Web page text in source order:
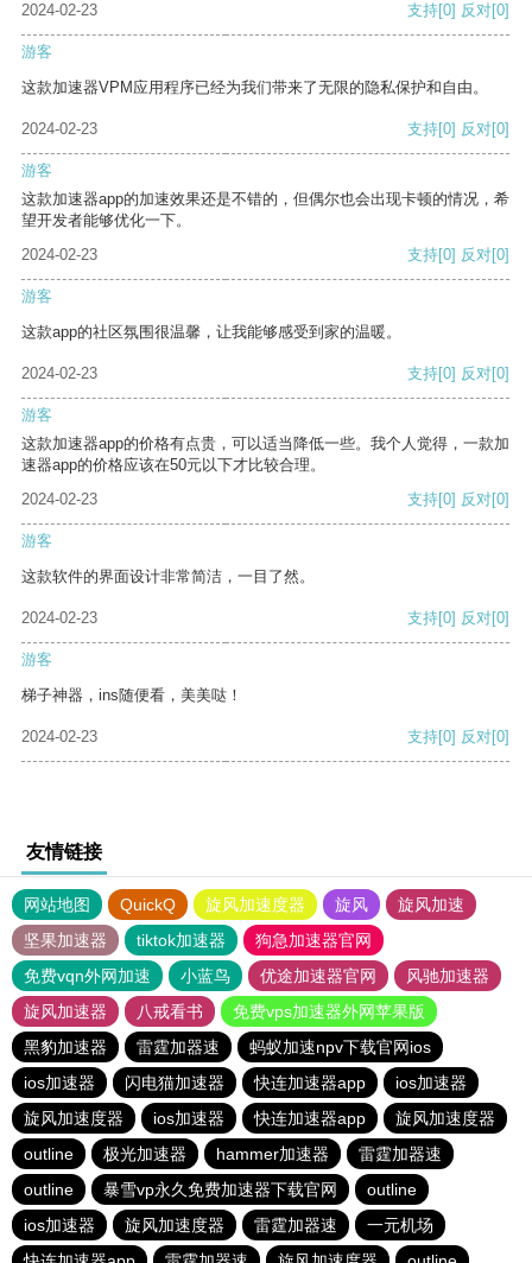
2024-02-23
支持[0] 反对[0]
游客
这款加速器VPM应用程序已经为我们带来了无限的隐私保护和自由。
2024-02-23 支持[0] 反对[0]
游客
这款加速器app的加速效果还是不错的，但偶尔也会出现卡顿的情况，希
望开发者能够优化一下。
2024-02-23
支持[0] 反对[0]
游客
这款app的社区氛围很温馨，让我能够感受到家的温暖。
2024-02-23 支持[0] 反对[0]
游客
这款加速器app的价格有点贵，可以适当降低一些。我个人觉得，一款加
速器app的价格应该在50元以下才比较合理。
2024-02-23
支持[0] 反对[0]
游客
这款软件的界面设计非常简洁，一目了然。
2024-02-23 支持[0] 反对[0]
游客
梯子神器，ins随便看，美美哒！
2024-02-23 支持[0] 反对[0]
友情链接
网站地图 QuickQ 旋风加速度器 旋风
旋风加速
坚果加速器
tiktok加速器
狗急加速器官网
免费vqn外网加速
小蓝鸟 优途加速器官网
风驰加速器
旋风加速器
八戒看书
免费vps加速器外网苹果版
黑豹加速器
雷霆加器速
蚂蚁加速npv下载官网ios
ios加速器
闪电猫加速器 快连加速器app
ios加速器
旋风加速度器
ios加速器 快连加速器app
旋风加速度器
outline
极光加速器 hammer加速器
雷霆加器速
outline
暴雪vp永久免费加速器下载官网
outline
ios加速器
旋风加速度器 雷霆加器速
一元机场